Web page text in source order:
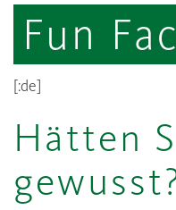
Fun
[:de]
Hätten